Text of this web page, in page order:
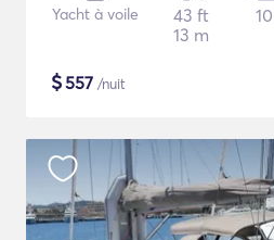
Yacht à voile
43 ft
13 m
10
$557 /nuit